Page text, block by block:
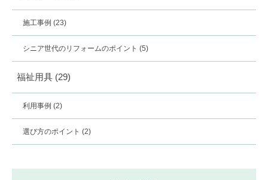
施工事例 (23)
シニア世代のリフォームのポイント (5)
福祉用具 (29)
利用事例 (2)
選び方のポイント (2)